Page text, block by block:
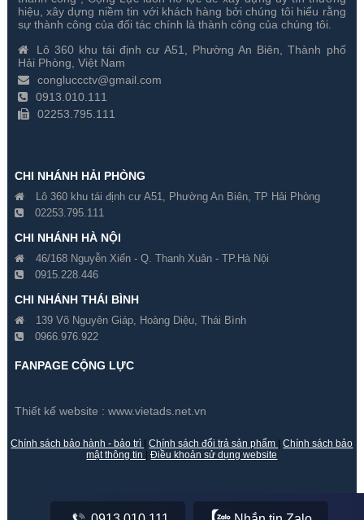
Gía hãng : 5,550,000₫
5,464,000₫
Gía hãng : 7,600,000₫
7,500,000₫
Đổi 6 Camera Hikvision 2
Gía hãng : 8,600,000₫
8,400,000₫
hiệu, xây dựng niềm tin với khách hàng bởi chúng tôi hiểu rằng
sự thành công của đối tác chính là thành công của chúng tôi.
Lô 360 khu tái định cư A51, Phường An Biên, Thành phố
Hải Phòng, Việt Nam
congluccctv@gmail.com
0913.010.111
02253.795.111
CHI NHÁNH HẢI PHÒNG
Lô 360 khu tái định cư A51, Phường An Biên, TP Hải Phòng
02253.795.111
CHI NHÁNH HÀ NỘI
46/168 Nguyễn Xiển - Q. Thanh Xuân - TP.Hà Nội
0915.228.446
CHI NHÁNH THÁI BÌNH
139 Võ Nguyên Giáp, Hoàng Diệu, Thái Bình
0966.976.922
FANPAGE CỘNG LỰC
Thiết kế website : www.vietads.net.vn
Chính sách bảo hành - bảo trì Chính sách đổi trả sản phẩm
Chính sách bảo
mật thông tin
Điều khoản sử dụng website